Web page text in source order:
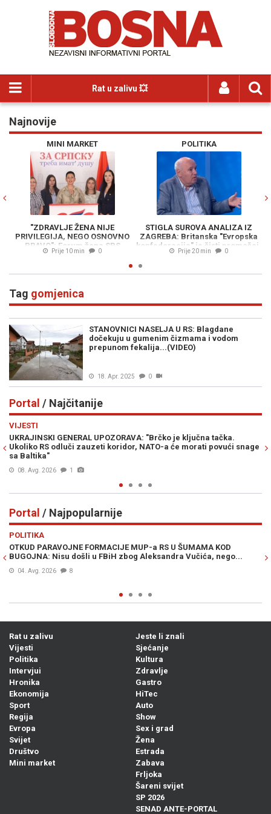
Rat u zalivu 💥
Najnovije
MINI MARKET
"ZDRAVLJE ŽENA NIJE
PRIVILEGIJA, NEGO OSNOVNO
PRAVO": Forum žena SPS
pokreće inicijativu za uvođenje
Prije 10 min 0
POLITIKA
STIGLA SUROVA ANALIZA IZ
ZAGREBA: Britanska "Evropska
konfederacija" je čisti promašaj,
Puhovski objasnio zašto je to
bezopasna iluzija za Zapadni
Balkan!
Prije 20 min 0
Tag gomjenica
STANOVNICI NASELJA U RS: Blagdane
dočekuju u gumenim čizmama i vodom
prepunom fekalija...(VIDEO)
18. Apr. 2025 0
Portal / Najčitanije
VIJESTI
UKRAJINSKI GENERAL UPOZORAVA: "Brčko je ključna tačka.
Ukoliko RS odluči zauzeti koridor, NATO-a će morati povući snage
sa Baltika"
08. Avg. 2026 1
Portal / Najpopularnije
POLITIKA
OTKUD PARAVOJNE FORMACIJE MUP-a RS U ŠUMAMA KOD
BUGOJNA: Nisu došli u FBiH zbog Aleksandra Vučića, nego...
04. Avg. 2026 8
Rat u zalivu
Vijesti
Politika
Intervjui
Hronika
Ekonomija
Sport
Regija
Evropa
Svijet
Društvo
Mini market
Jeste li znali
Sjećanje
Kultura
Zdravlje
Gastro
HiTec
Auto
Show
Sex i grad
Žena
Estrada
Zabava
Frljoka
Šareni svijet
SP 2026
SENAD ANTE-PORTAL